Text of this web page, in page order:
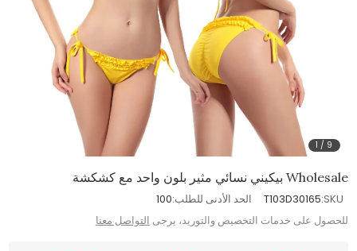
1 / 9
Wholesale بيكيني نسائي مثير بلون واحد مع كشكشة
SKU:
T103D30165 الحد الأدنى للطلب:100
للحصول على خدمات التخصيص والتوريد، يرجى التواصل معنا